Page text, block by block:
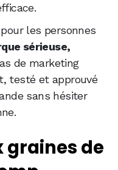
pour les personnes
sérieuse,
de marketing
testé et approuvé
sans hésiter
graines de